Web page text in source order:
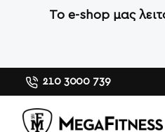
Το e-shop μας
210 3000 739